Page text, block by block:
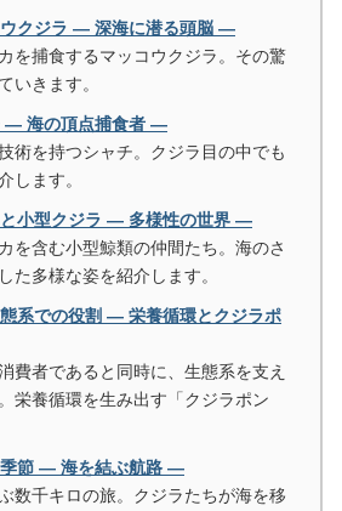
ウクジラ ― 深海に潜る頭脳 ―
を捕食するマッコウクジラ。その驚
いきます。
― 海の頂点捕食者 ―
術を持つシャチ。クジラ目の中でも
します。
小型クジラ ― 多様性の世界 ―
を含む小型鯨類の仲間たち。海のさ
た多様な姿を紹介します。
系での役割 ― 栄養循環とクジラポ
費者であると同時に、生態系を支え
栄養循環を生み出す「クジラポン
季節 ― 海を結ぶ航路 ―
数千キロの旅。クジラたちが海を移